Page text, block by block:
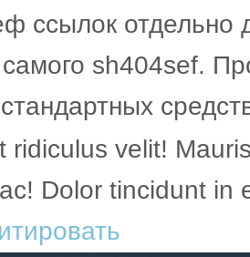
ссылок отдельно
самого sh404sef.
ridiculus velit!
Dolor tincidunt in